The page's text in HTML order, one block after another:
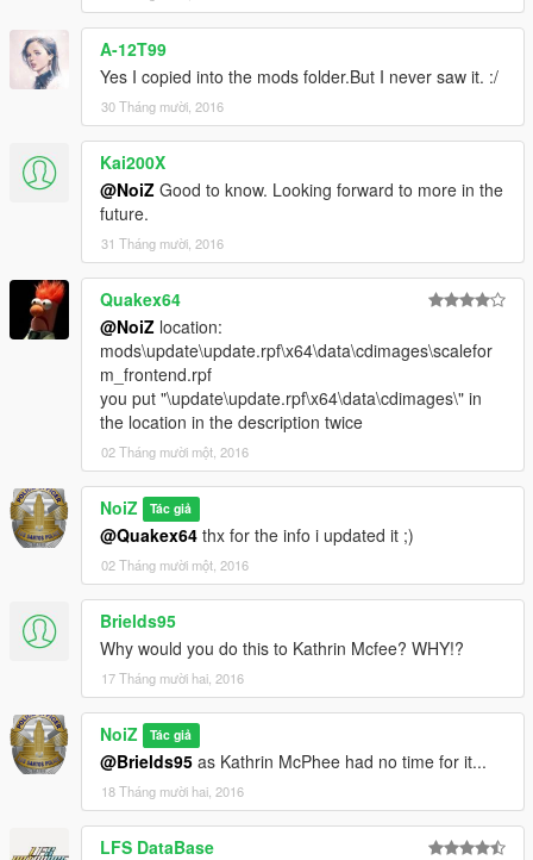
A-12T99
Yes I copied into the mods folder.But I never saw it. :/
30 Tháng mười, 2016
Kai200X
@NoiZ Good to know. Looking forward to more in the
future.
31 Tháng mười, 2016
Quakex64
@NoiZ location:
mods\update\update.rpf\x64\data\cdimages\scalefor
m_frontend.rpf
you put "\update\update.rpf\x64\data\cdimages\" in
the location in the description twice
02 Tháng mười một, 2016
NoiZ Tác giả
@Quakex64 thx for the info i updated it ;)
02 Tháng mười một, 2016
Brields95
Why would you do this to Kathrin Mcfee? WHY!?
17 Tháng mười hai, 2016
NoiZ Tác giả
@Brields95 as Kathrin McPhee had no time for it...
18 Tháng mười hai, 2016
LFS DataBase